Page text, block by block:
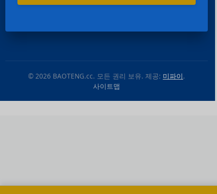
© 2026 BAOTENG.cc. 모든 권리 보유. 제공: 미파이.
사이트맵
日本語